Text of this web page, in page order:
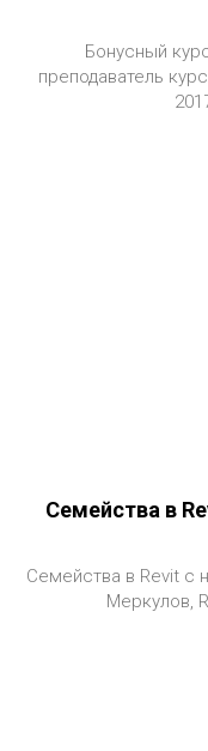
Бонусный
преподаватель
Семейства в
Семейства в Revit с
Меркулов,